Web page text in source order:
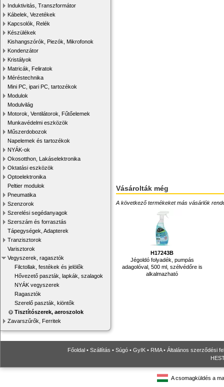
Induktivitás, Transzformátor
Kábelek, Vezetékek
Kapcsolók, Relék
Készülékek
Kishangszórók, Piezók, Mikrofonok
Kondenzátor
Kristályok
Matricák, Feliratok
Méréstechnika
Mini PC, ipari PC, tartozékok
Modulok
Modulvilág
Motorok, Ventilátorok, Fűtőelemek
Munkavédelmi eszközök
Műszerdobozok
Napelemek és tartozékok
NYÁK-ok
Okosotthon, Lakáselektronika
Oktatási eszközök
Optoelektronika
Peltier modulok
Pneumatika
Szenzorok
Szerelési segédanyagok
Szerszám és forrasztás
Tápegységek, Adapterek
Tranzisztorok
Varisztorok
Vegyszerek, ragasztók
Filctollak, festékek és jelölők
Hővezető paszták, lapkák, szalagok
NYÁK vegyszerek
Ragasztók
Szerelő paszták, kiöntők
Tisztítószerek, aeroszolok
Zavarszűrők, Ferritek
Vásárolták még
A következő termékeket más vásárlók
H17243B
Jégoldó folyadék, pumpás
adagolóval, 500 ml, szélvédőre is
alkalmazható
Főoldal • Szállítás • Súgó • GyIK • RMA• Általános szerződési
A csomagküldés a